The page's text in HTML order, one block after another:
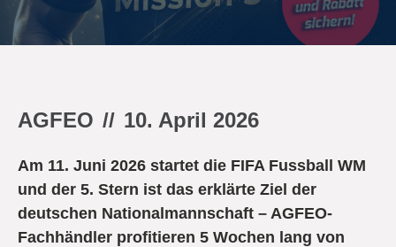
AGFEO // 10. April 2026
Am 11. Juni 2026 startet die FIFA Fussball WM
und der 5. Stern ist das erklärte Ziel der
deutschen Nationalmannschaft – AGFEO-
Fachhändler profitieren 5 Wochen lang von